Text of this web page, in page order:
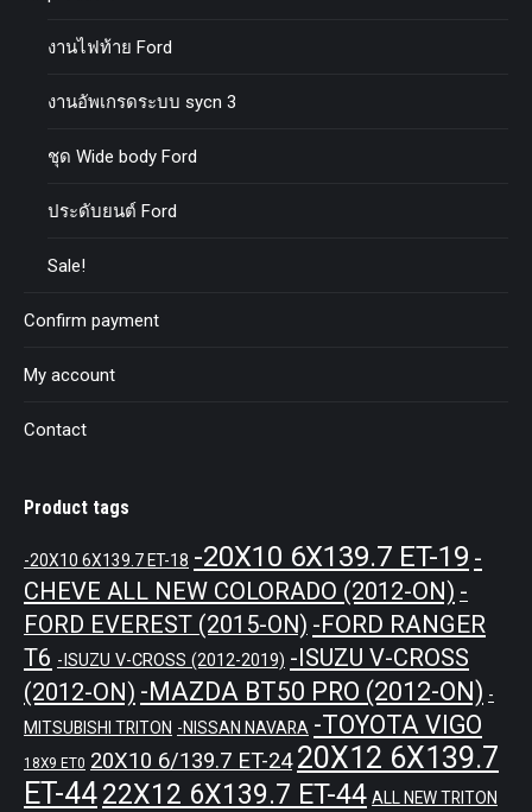
งานไฟท้าย Ford
งานอัพเกรดระบบ sycn 3
ชุด Wide body Ford
ประดับยนต์ Ford
Sale!
Confirm payment
My account
Contact
Product tags
-20X10 6X139.7 ET-18 -20X10 6X139.7 ET-19 -
CHEVE ALL NEW COLORADO (2012-ON) -
FORD EVEREST (2015-ON) -FORD RANGER
T6 -ISUZU V-CROSS (2012-2019) -ISUZU V-CROSS
(2012-ON) -MAZDA BT50 PRO (2012-ON) -
MITSUBISHI TRITON -NISSAN NAVARA -TOYOTA VIGO
18X9 ET0 20X10 6/139.7 ET-24 20X12 6X139.7
ET-4422X12 6X139.7 ET-44 ALL NEW TRITON